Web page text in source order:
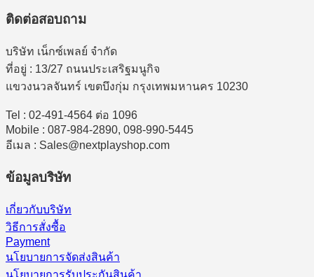
ติดต่อสอบถาม
บริษัท เน็กซ์เพลย์ จำกัด
ที่อยู่ : 13/27 ถนนประเสริฐมนูกิจ
แขวงนวลจันทร์ เขตบึงกุ่ม กรุงเทพมหานคร 10230
Tel : 02-491-4564 ต่อ 1096
Mobile : 087-984-2890, 098-990-5445
อีเมล : Sales@nextplayshop.com
ข้อมูลบริษัท
เกี่ยวกับบริษัท
วิธีการสั่งซื้อ
Payment
นโยบายการจัดส่งสินค้า
นโยบายการรับประกันสินค้า